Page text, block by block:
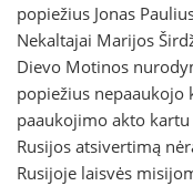
popiežius Jonas
Nekaltajai Marijos
Dievo Motinos
popiežius nepaaukojo
paaukojimo akto
Rusijos atsivertimą
Rusijoje laisvės